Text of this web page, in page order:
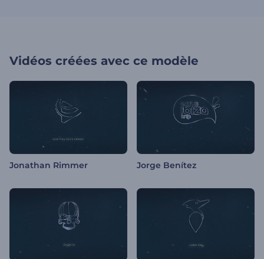
Vidéos créées avec ce modèle
Jonathan Rimmer Jorge Benítez